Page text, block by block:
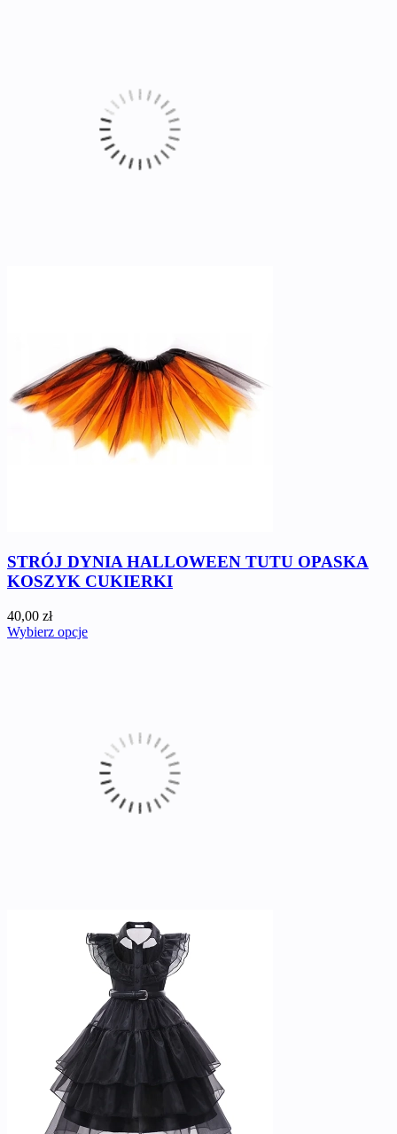
STRÓJ DYNIA HALLOWEEN TUTU OPASKA
KOSZYK CUKIERKI
40,00 zł
Wybierz opcje